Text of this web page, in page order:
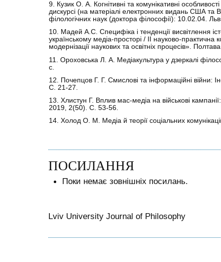
9. Кузик О. А. Когнітивні та комунікативні
дискурсі (на матеріалі електронних видань США та
філологічних наук (доктора філософії): 10.02.04.
10. Мадей А.С. Специфіка і тенденції висвітлення
українському медіа-просторі / ІІ науково-
модернізації наукових та освітніх процесів».
11. Ороховська Л. А. Медіакультура у дзеркалі
с.
12. Почепцов Г. Г. Смислові та інформаційні війни:
С. 21-27.
13. Хлистун Г. Вплив мас-медіа на військові
2019, 2(50). С. 53-56.
14. Холод О. М. Медіа й теорії соціальних
ПОСИЛАННЯ
Поки немає зовнішніх посилань.
Lviv University Journal of Philosophy